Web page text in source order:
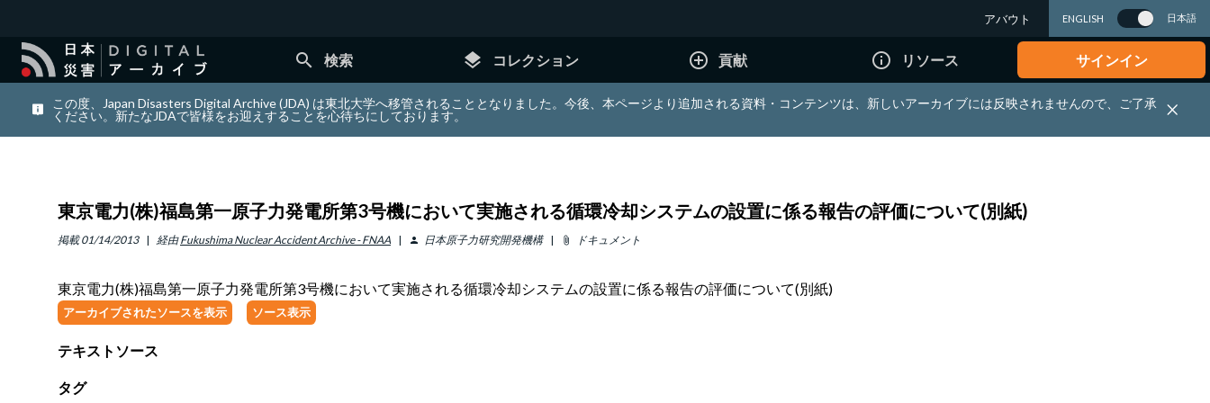
アバウト ENGLISH 日本語
search 検索 layers コレクション add_circle_outline 貢献 info_outline リソース サインイン
この度、Japan Disasters Digital Archive (JDA) は東北大学へ移管されることとなりました。今後、本ページより追加される資料・コンテンツは、新しいアーカイブには反映されませんので、ご了承
ください。新たなJDAで皆様をお迎えすることを心待ちにしております。
東京電力(株)福島第一原子力発電所第3号機において実施される循環冷却システムの設置に係る報告の評価について(別紙)
掲載 01/14/2013 経由 Fukushima Nuclear Accident Archive - FNAA person 日本原子力研究開発機構 attach_file ドキュメント
東京電力(株)福島第一原子力発電所第3号機において実施される循環冷却システムの設置に係る報告の評価について(別紙)
アーカイブされたソースを表示 ソース表示
テキストソース
タグ